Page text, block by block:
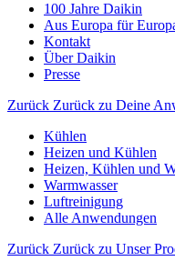
100 Jahre Daikin
Aus Europa für
Kontakt
Über Daikin
Presse
Zurück Zurück zu Deine
Kühlen
Heizen und Kühlen
Heizen, Kühlen und
Warmwasser
Luftreinigung
Alle Anwendungen
Zurück Zurück zu Unser